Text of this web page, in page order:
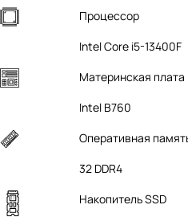
Процессор
Intel Core i5-13400F
Материнская плата
Intel B760
Оперативная
32 DDR4
Накопитель SSD